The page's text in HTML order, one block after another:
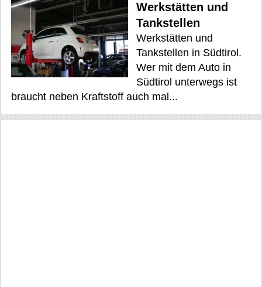
Werkstätten und
Tankstellen
Werkstätten und
Tankstellen in Südtirol.
Wer mit dem Auto in
Südtirol unterwegs ist
braucht neben Kraftstoff auch mal...